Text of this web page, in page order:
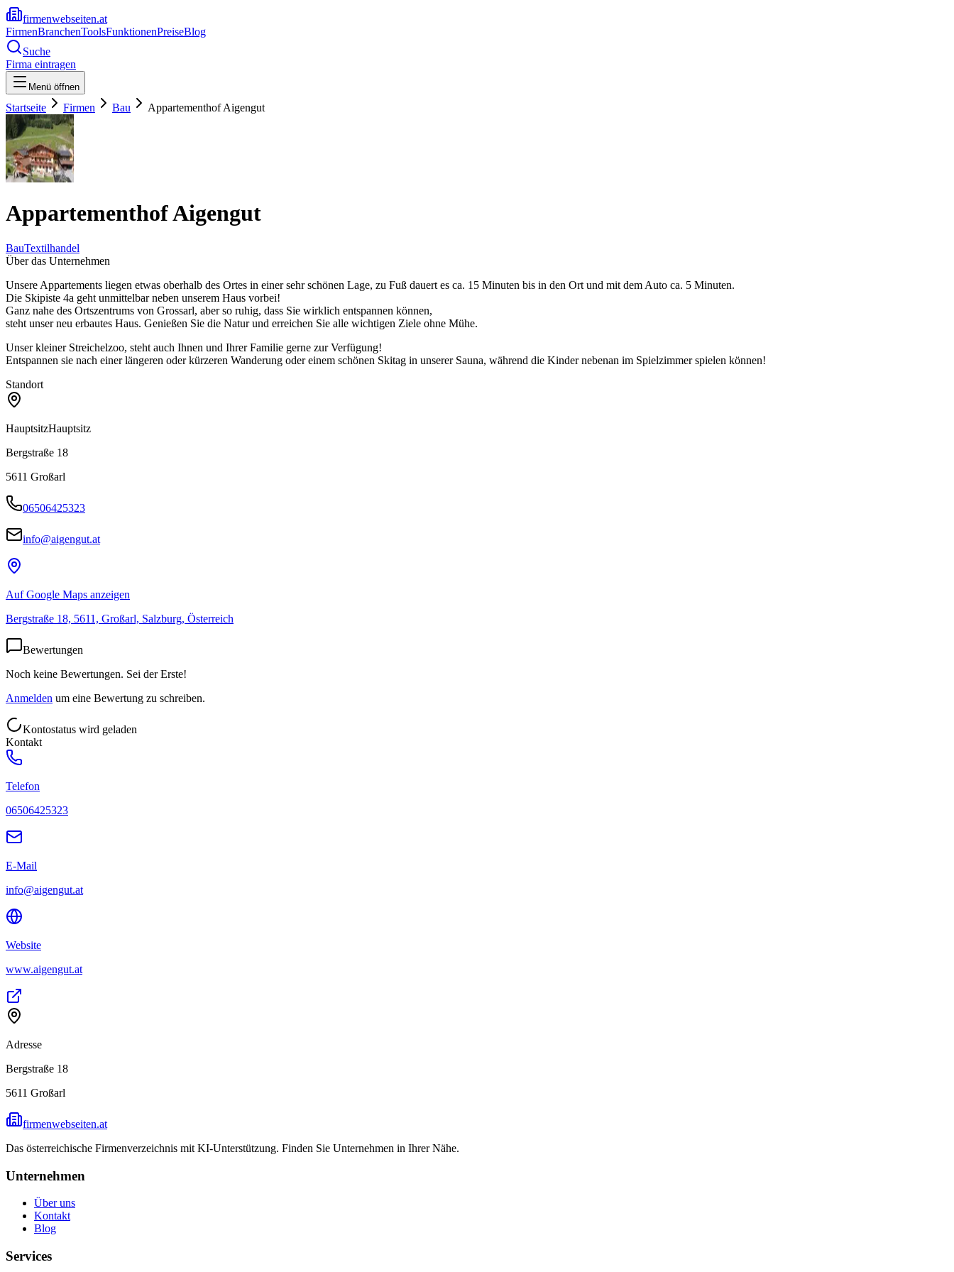
firmenwebseiten.at
FirmenBranchenToolsFunktionenPreiseBlog
Suche
Firma eintragen
Menü öffnen
Startseite Firmen Bau Appartementhof Aigengut
Appartementhof Aigengut
BauTextilhandel
Über das Unternehmen
Unsere Appartements liegen etwas oberhalb des Ortes in einer sehr schönen Lage, zu Fuß dauert es ca. 15 Minuten bis in den Ort und mit dem Auto ca. 5 Minuten.
Die Skipiste 4a geht unmittelbar neben unserem Haus vorbei!
Ganz nahe des Ortszentrums von Grossarl, aber so ruhig, dass Sie wirklich entspannen können,
steht unser neu erbautes Haus. Genießen Sie die Natur und erreichen Sie alle wichtigen Ziele ohne Mühe.
Unser kleiner Streichelzoo, steht auch Ihnen und Ihrer Familie gerne zur Verfügung!
Entspannen sie nach einer längeren oder kürzeren Wanderung oder einem schönen Skitag in unserer Sauna, während die Kinder nebenan im Spielzimmer spielen können!
Standort
HauptsitzHauptsitz
Bergstraße 18
5611 Großarl
06506425323
info@aigengut.at
Auf Google Maps anzeigen
Bergstraße 18, 5611, Großarl, Salzburg, Österreich
Bewertungen
Noch keine Bewertungen. Sei der Erste!
Anmelden um eine Bewertung zu schreiben.
Kontostatus wird geladen
Kontakt
Telefon
06506425323
E-Mail
info@aigengut.at
Website
www.aigengut.at
Adresse
Bergstraße 18
5611 Großarl
firmenwebseiten.at
Das österreichische Firmenverzeichnis mit KI-Unterstützung. Finden Sie Unternehmen in Ihrer Nähe.
Unternehmen
Über uns
Kontakt
Blog
Services